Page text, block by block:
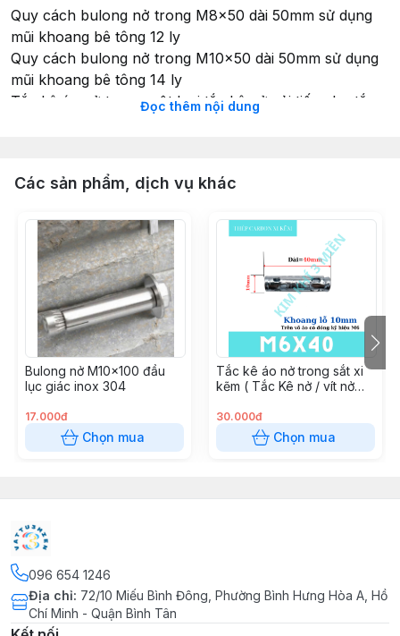
Quy cách bulong nở trong M8x50 dài 50mm sử dụng
mũi khoang bê tông 12 ly
Quy cách bulong nở trong M10x50 dài 50mm sử dụng
mũi khoang bê tông 14 ly
Tắc kê áo nở trong một loại tắc kê nở cải tiến cho tắc
Ứng dụng cao trong việc treo ty lắp đặt các vật nặng
và các ông PCCC
Đọc thêm nội dung
Các sản phẩm, dịch vụ khác
Bulong nở M10x100 đầu
lục giác inox 304
17.000đ
Chọn mua
Tắc kê áo nở trong sắt xi
kẽm ( Tắc Kê nở / vít nở
30.000đ
Chọn mua
096 654 1246
Địa chỉ: 72/10 Miếu Bình Đông, Phường Bình Hưng Hòa A, Hồ
Chí Minh - Quận Bình Tân